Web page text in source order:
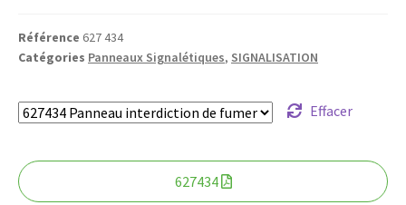
Référence 627 434
Catégories Panneaux Signalétiques, SIGNALISATION
Effacer
627434